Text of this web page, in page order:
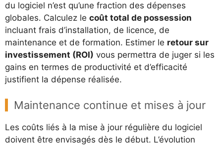
du logiciel n’est qu’une fraction des dépenses
globales. Calculez le coût total de possession
incluant frais d’installation, de licence, de
maintenance et de formation. Estimer le retour sur
investissement (ROI) vous permettra de juger si les
gains en termes de productivité et d’efficacité
justifient la dépense réalisée.
Maintenance continue et mises à jour
Les coûts liés à la mise à jour régulière du logiciel
doivent être envisagés dès le début. L’évolution